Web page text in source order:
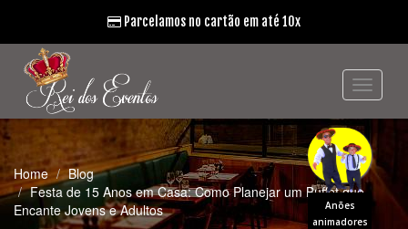
Anões
animadores
Parcelamos no cartão em até 10x
Home
Blog
Festa de 15 Anos em Casa: Como Planejar um Buffet que
Encante Jovens e Adultos